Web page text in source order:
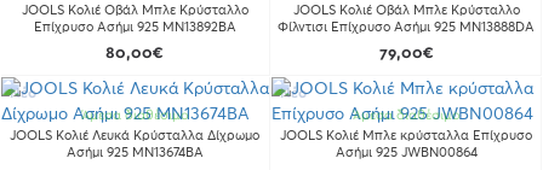
JOOLS Κολιέ Οβάλ Μπλε Κρύσταλλο
Επίχρυσο Ασήμι 925 MN13892BA
80,00€
JOOLS Κολιέ Οβάλ Μπλε Κρύσταλλο
Φίλντισι Επίχρυσο Ασήμι 925 MN13888DA
79,00€
Νέο
Άμεσα διαθέσιμο
JOOLS Κολιέ Λευκά Κρύσταλλα Δίχρωμο
Ασήμι 925 MN13674BA
Νέο
Άμεσα διαθέσιμο
JOOLS Κολιέ Μπλε κρύσταλλα Επίχρυσο
Ασήμι 925 JWBN00864